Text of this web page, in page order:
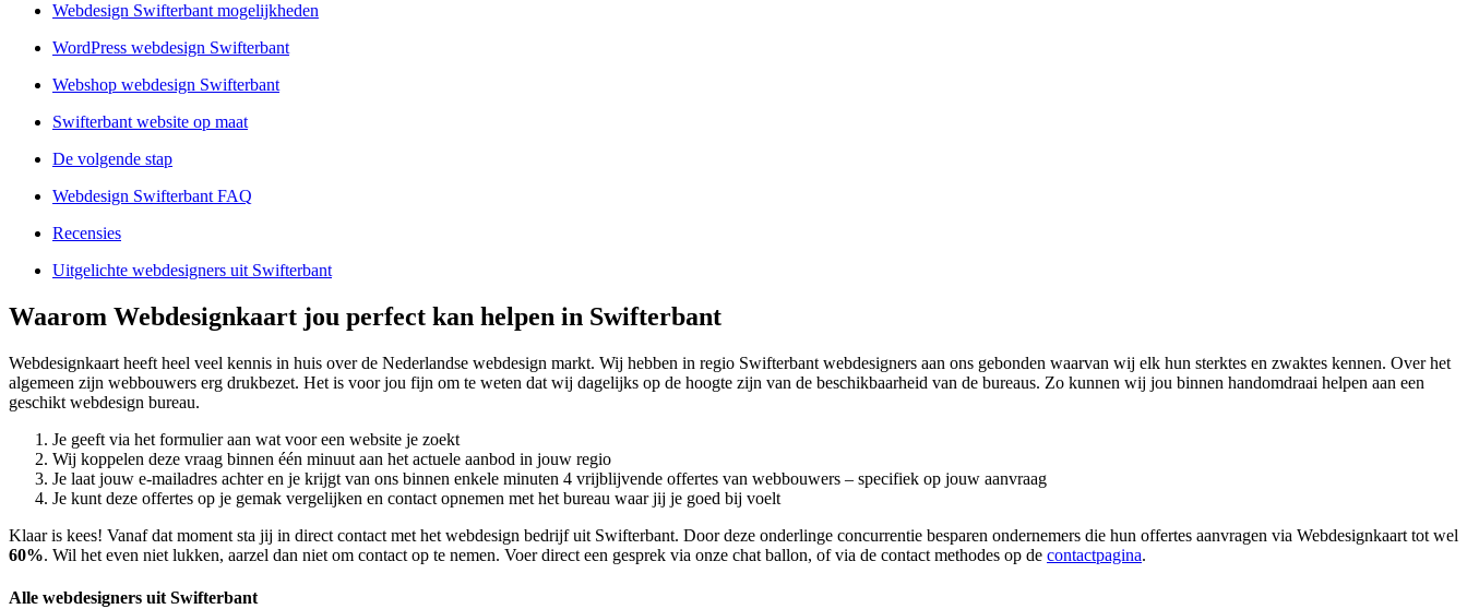
Webdesign Swifterbant mogelijkheden
WordPress webdesign Swifterbant
Webshop webdesign Swifterbant
Swifterbant website op maat
De volgende stap
Webdesign Swifterbant FAQ
Recensies
Uitgelichte webdesigners uit Swifterbant
Waarom Webdesignkaart jou perfect kan helpen in Swifterbant
Webdesignkaart heeft heel veel kennis in huis over de Nederlandse webdesign markt. Wij hebben in regio Swifterbant webdesigners aan ons gebonden waarvan wij elk hun sterktes en zwaktes kennen. Over het
algemeen zijn webbouwers erg drukbezet. Het is voor jou fijn om te weten dat wij dagelijks op de hoogte zijn van de beschikbaarheid van de bureaus. Zo kunnen wij jou binnen handomdraai helpen aan een
geschikt webdesign bureau.
Je geeft via het formulier aan wat voor een website je zoekt
Wij koppelen deze vraag binnen één minuut aan het actuele aanbod in jouw regio
Je laat jouw e-mailadres achter en je krijgt van ons binnen enkele minuten 4 vrijblijvende offertes van webbouwers – specifiek op jouw aanvraag
Je kunt deze offertes op je gemak vergelijken en contact opnemen met het bureau waar jij je goed bij voelt
Klaar is kees! Vanaf dat moment sta jij in direct contact met het webdesign bedrijf uit Swifterbant. Door deze onderlinge concurrentie besparen ondernemers die hun offertes aanvragen via Webdesignkaart tot wel
60%. Wil het even niet lukken, aarzel dan niet om contact op te nemen. Voer direct een gesprek via onze chat ballon, of via de contact methodes op de contactpagina.
Alle webdesigners uit Swifterbant